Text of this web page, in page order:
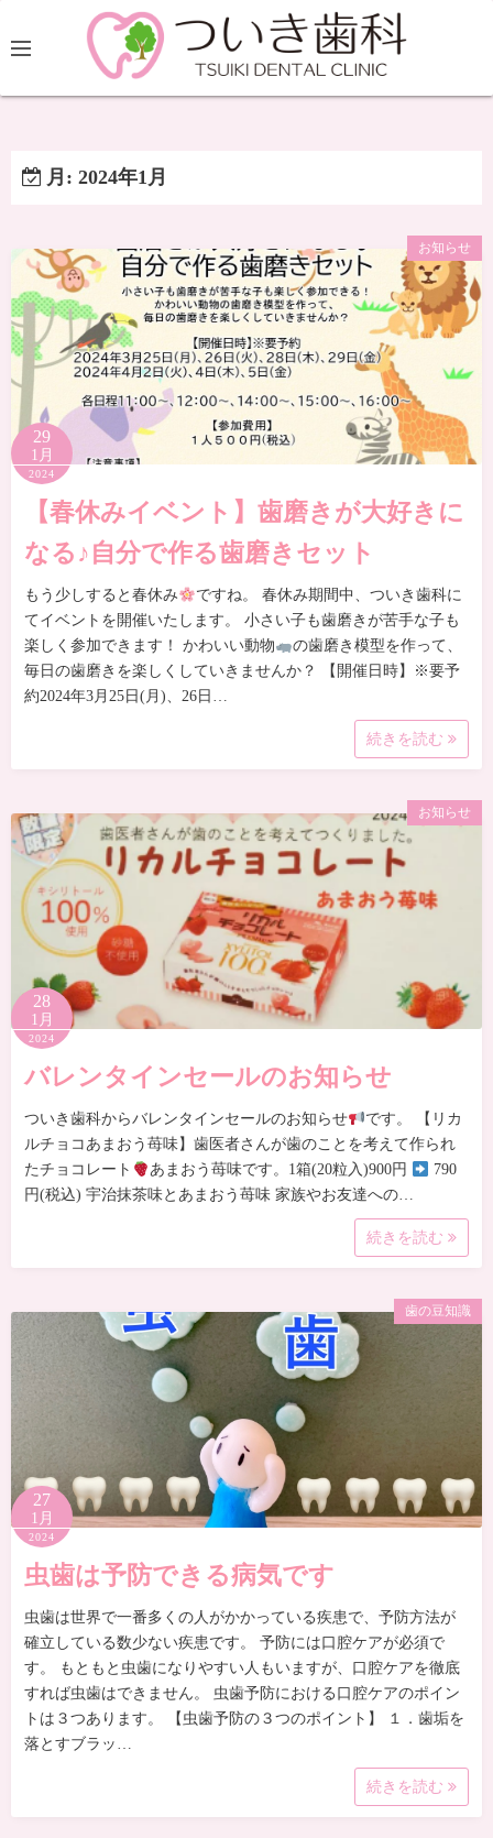
月: 2024年1月
お知らせ
29
1月
2024
【春休みイベント】歯磨きが大好きに
なる♪自分で作る歯磨きセット
もう少しすると春休み
ですね。 春休み期間中、ついき歯科に
てイベントを開催いたします。 小さい子も歯磨きが苦手な子も
楽しく参加できます！ かわいい動物
の歯磨き模型を作って、
毎日の歯磨きを楽しくしていきませんか？ 【開催日時】※要予
約2024年3月25日(月)、26日…
続きを読む
お知らせ
28
1月
2024
バレンタインセールのお知らせ
ついき歯科からバレンタインセールのお知らせ
です。 【リカ
ルチョコあまおう苺味】歯医者さんが歯のことを考えて作られ
たチョコレート
あまおう苺味です。1箱(20粒入)900円
790
円(税込) 宇治抹茶味とあまおう苺味 家族やお友達への…
続きを読む
歯の豆知識
27
1月
2024
虫歯は予防できる病気です
虫歯は世界で一番多くの人がかかっている疾患で、予防方法が
確立している数少ない疾患です。 予防には口腔ケアが必須で
す。 もともと虫歯になりやすい人もいますが、口腔ケアを徹底
すれば虫歯はできません。 虫歯予防における口腔ケアのポイン
トは３つあります。 【虫歯予防の３つのポイント】 １．歯垢を
落とすブラッ…
続きを読む